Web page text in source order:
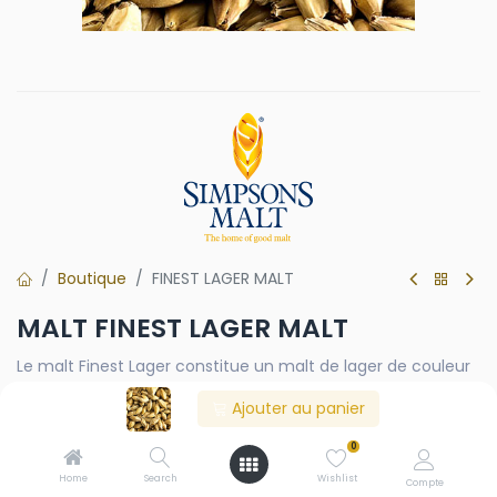
Ajouter au panier
Home Search
0
Wishlist Compte
Boutique FINEST LAGER MALT
MALT FINEST LAGER MALT
Le malt Finest Lager constitue un malt de lager de couleur
claire de qualité supérieure. L'orge britannique de
printemps à deux rangs, soigneusement modifiée et riche
en extraits, offre une activité enzymatique élevée, une
faible coloration, une teneur en azote réduite et des
performances de brassage exceptionnelles. Son goût